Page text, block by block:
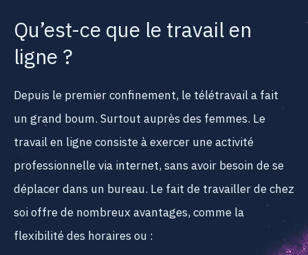
Qu’est-ce que le travail en
ligne ?
Depuis le premier confinement, le télétravail a fait
un grand boum. Surtout auprès des femmes. Le
travail en ligne consiste à exercer une activité
professionnelle via internet, sans avoir besoin de se
déplacer dans un bureau. Le fait de travailler de chez
soi offre de nombreux avantages, comme la
flexibilité des horaires ou :